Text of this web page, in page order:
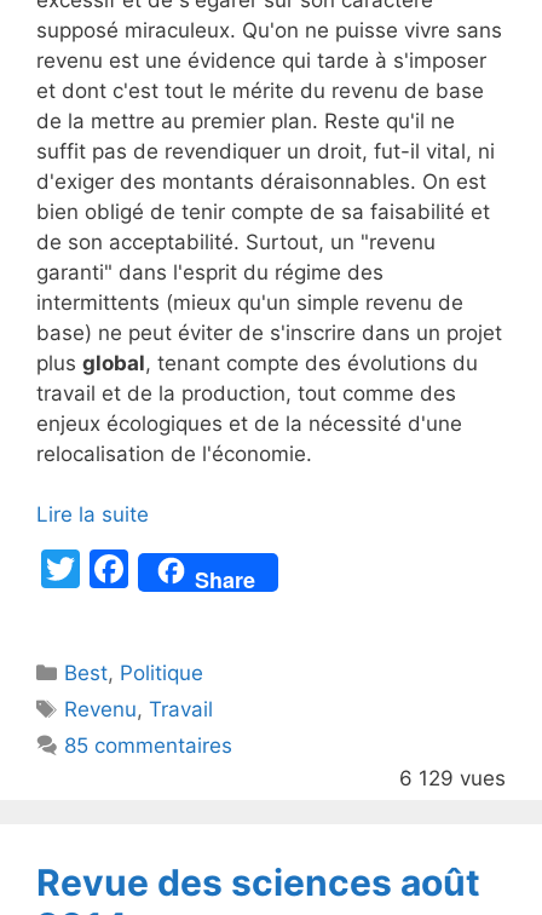
supposé miraculeux. Qu'on ne puisse vivre sans
revenu est une évidence qui tarde à s'imposer
et dont c'est tout le mérite du revenu de base
de la mettre au premier plan. Reste qu'il ne
suffit pas de revendiquer un droit, fut-il vital, ni
d'exiger des montants déraisonnables. On est
bien obligé de tenir compte de sa faisabilité et
de son acceptabilité. Surtout, un "revenu
garanti" dans l'esprit du régime des
intermittents (mieux qu'un simple revenu de
base) ne peut éviter de s'inscrire dans un projet
plus global, tenant compte des évolutions du
travail et de la production, tout comme des
enjeux écologiques et de la nécessité d'une
relocalisation de l'économie.
Lire la suite
T
er
F
a
e
b
o
Share
Catégories
Best, Politique
Étiquettes
Revenu,Travail
85 commentaires
6 129 vues
Revue des sciences août